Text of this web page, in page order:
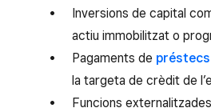
Inversions de capital
actiu immobilitzat o
Pagaments de préstecs
la targeta de crèdit de
Funcions